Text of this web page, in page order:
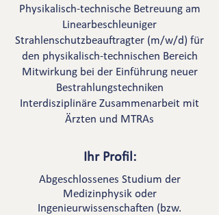
Physikalisch-technische Betreuung am
Linearbeschleuniger
Strahlenschutzbeauftragter (m/w/d) für
den physikalisch-technischen Bereich
Mitwirkung bei der Einführung neuer
Bestrahlungstechniken
Interdisziplinäre Zusammenarbeit mit
Ärzten und MTRAs
Ihr Profil:
Abgeschlossenes Studium der
Medizinphysik oder
Ingenieurwissenschaften (bzw.